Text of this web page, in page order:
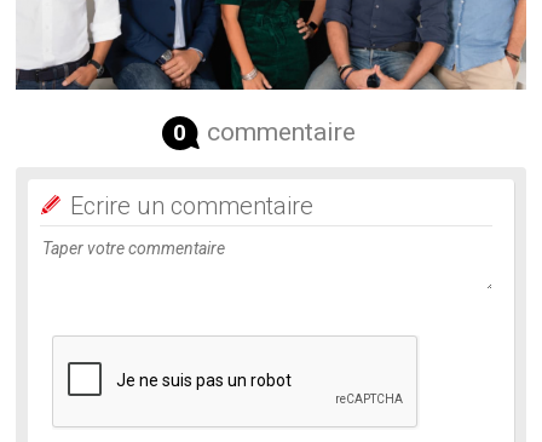
0 commentaire
Ecrire un commentaire